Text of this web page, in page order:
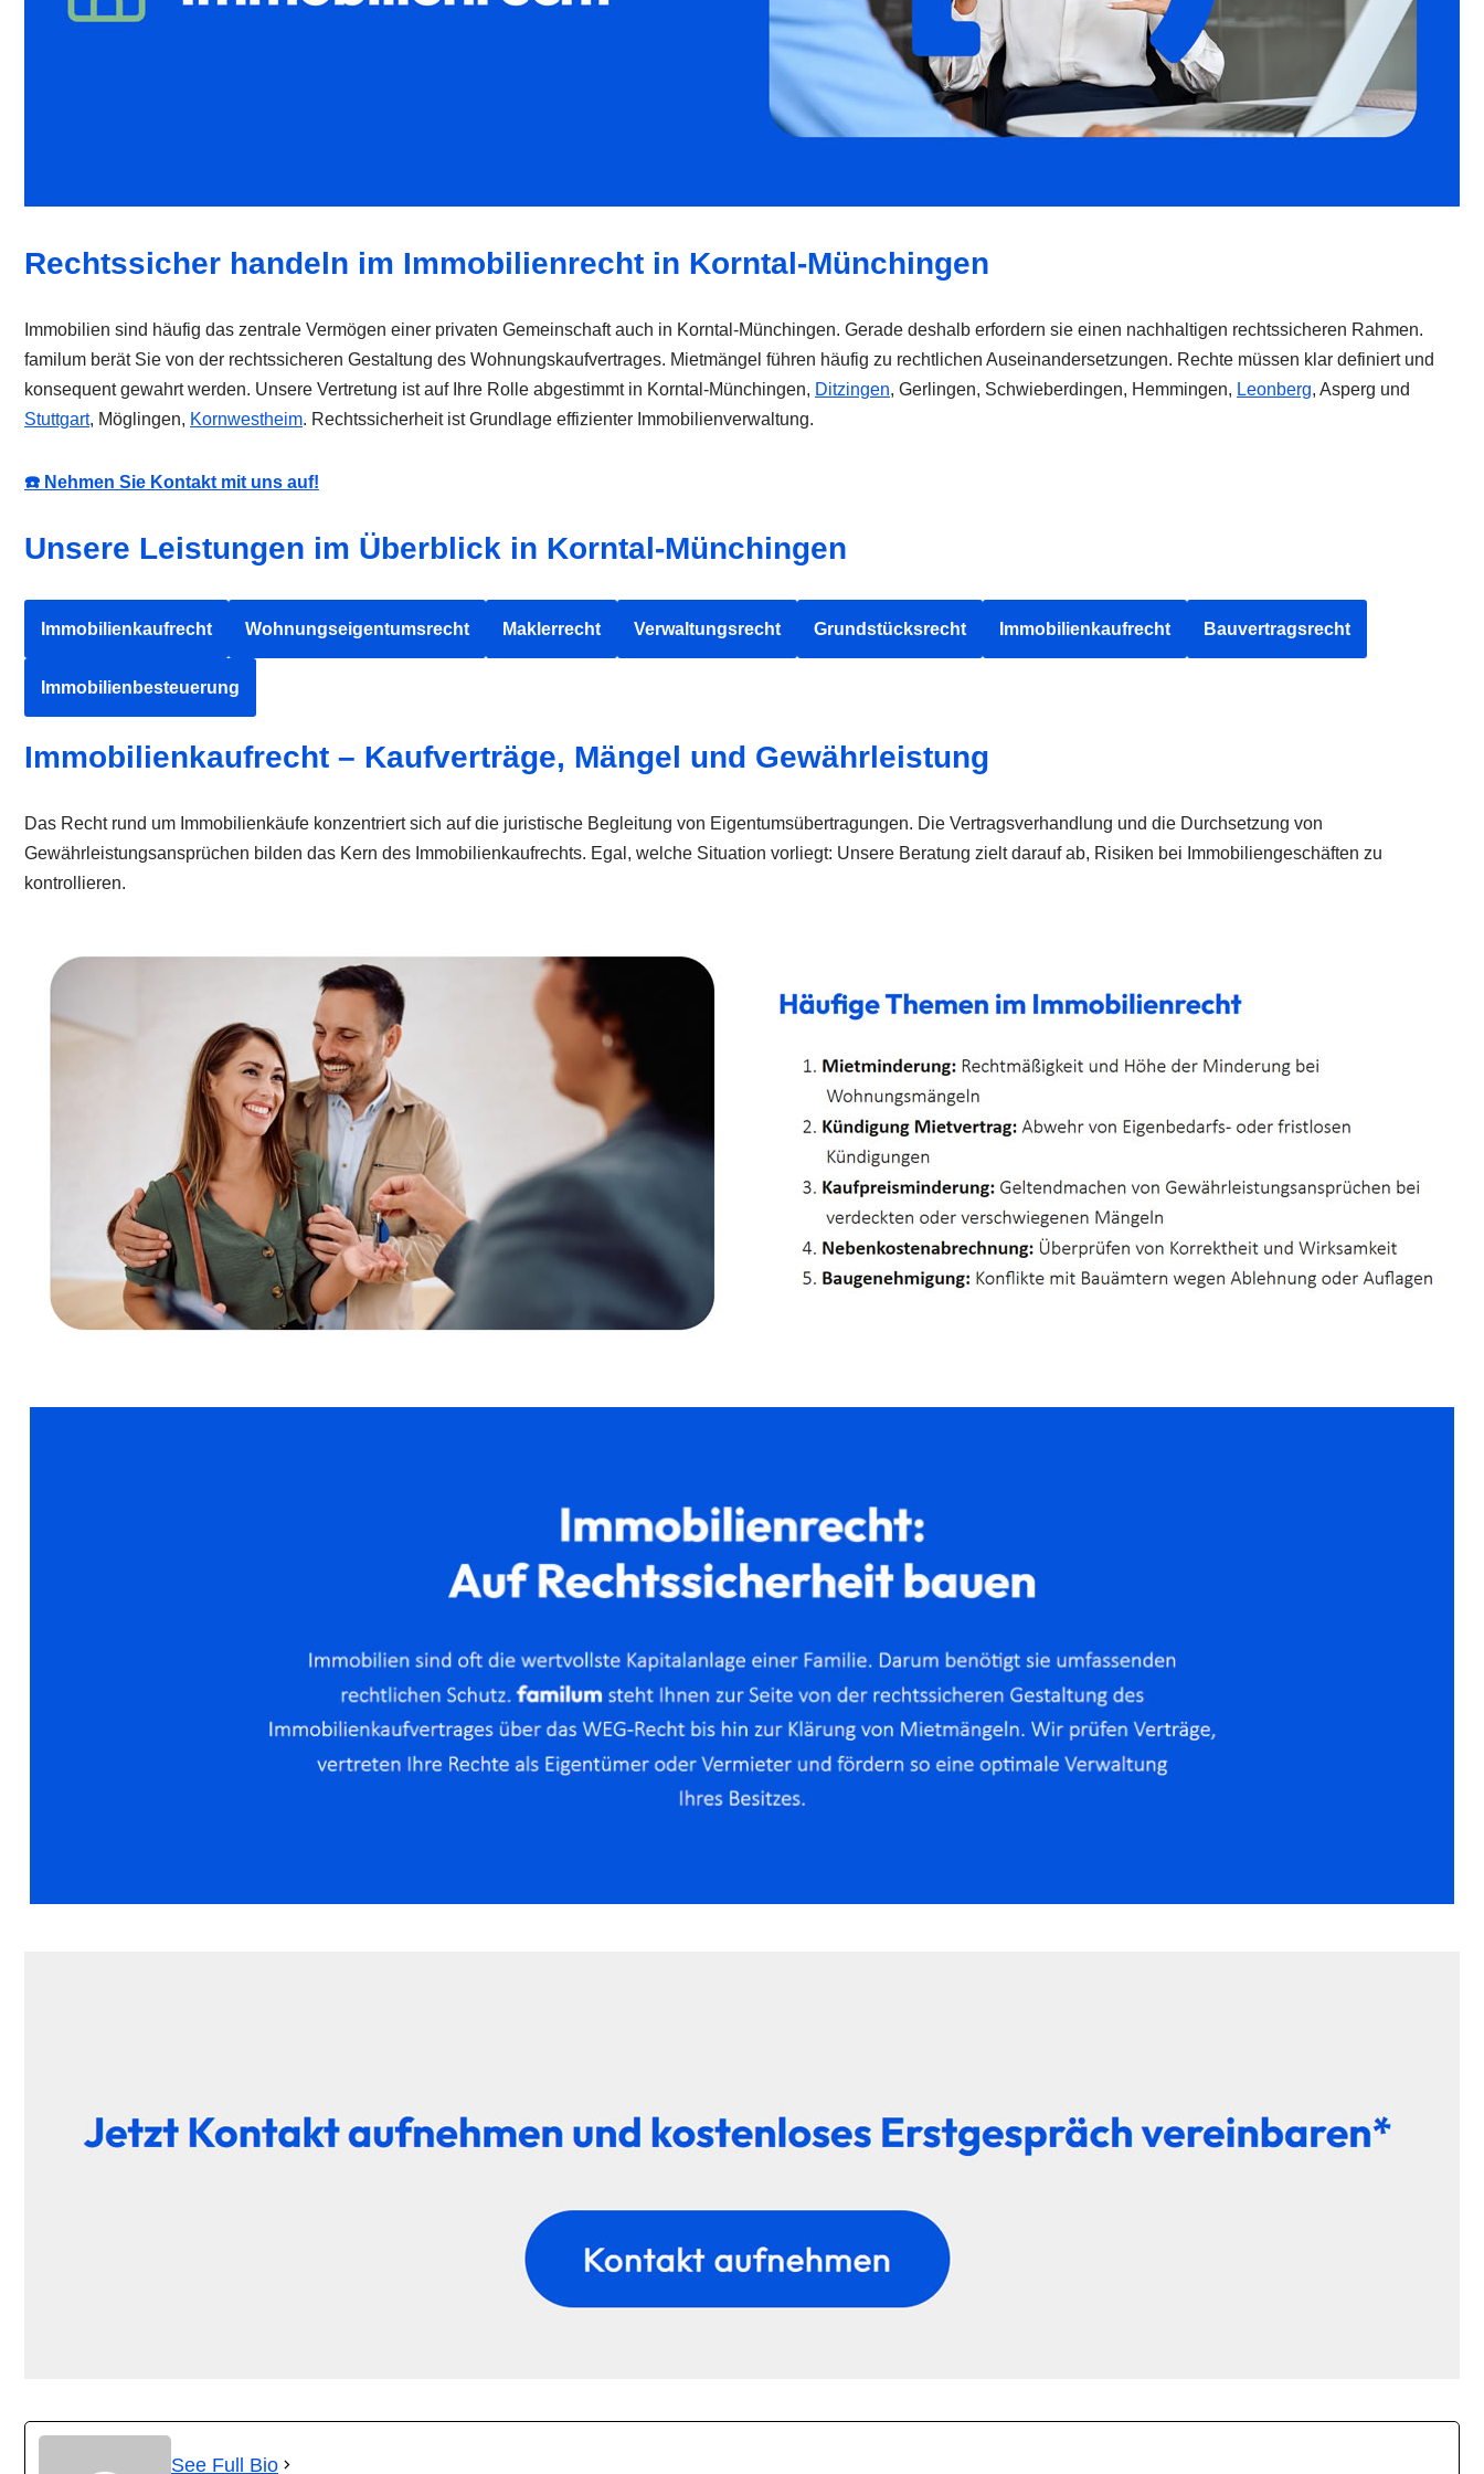
Rechtssicher handeln im Immobilienrecht in Korntal-Münchingen
Immobilien sind häufig das zentrale Vermögen einer privaten Gemeinschaft auch in Korntal-Münchingen. Gerade deshalb erfordern sie einen nachhaltigen rechtssicheren Rahmen.
familum berät Sie von der rechtssicheren Gestaltung des Wohnungskaufvertrages. Mietmängel führen häufig zu rechtlichen Auseinandersetzungen. Rechte müssen klar definiert und
konsequent gewahrt werden. Unsere Vertretung ist auf Ihre Rolle abgestimmt in Korntal-Münchingen, Ditzingen, Gerlingen, Schwieberdingen, Hemmingen, Leonberg, Asperg und
Stuttgart, Möglingen, Kornwestheim. Rechtssicherheit ist Grundlage effizienter Immobilienverwaltung.
☎️ Nehmen Sie Kontakt mit uns auf!
Unsere Leistungen im Überblick in Korntal-Münchingen
Immobilienkaufrecht Wohnungseigentumsrecht Maklerrecht Verwaltungsrecht Grundstücksrecht Immobilienkaufrecht Bauvertragsrecht
Immobilienbesteuerung
Immobilienkaufrecht – Kaufverträge, Mängel und Gewährleistung
Das Recht rund um Immobilienkäufe konzentriert sich auf die juristische Begleitung von Eigentumsübertragungen. Die Vertragsverhandlung und die Durchsetzung von
Gewährleistungsansprüchen bilden das Kern des Immobilienkaufrechts. Egal, welche Situation vorliegt: Unsere Beratung zielt darauf ab, Risiken bei Immobiliengeschäften zu
kontrollieren.
See Full Bio